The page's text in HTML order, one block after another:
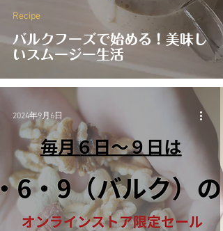
バルクフーズで始める！美味し
いスムージー生活
Recipe
2024年9月6日